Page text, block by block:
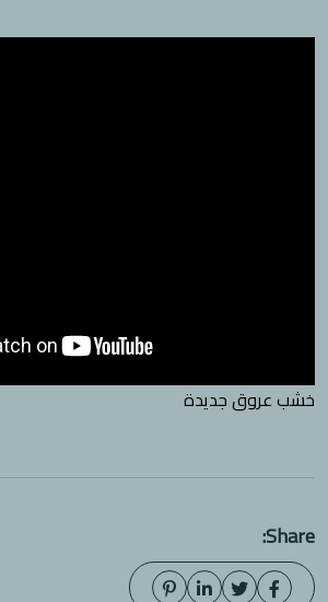
خشب عروق جديدة
Share: